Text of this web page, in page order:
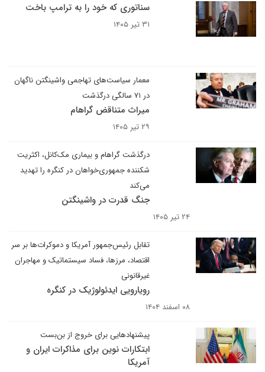
سناتوری که خود را به ترامپ باخت
۳۱ تیر ۱۴۰۵
معمار سیاست‌های تهاجمی واشینگتن ناگهان
در ۷۱ سالگی درگذشت
میراث متناقض گراهام
۲۹ تیر ۱۴۰۵
درگذشت گراهام و بیماری مک‌کانل، اکثریت
شکننده جمهوری‌خواهان در کنگره را تهدید
می‌کند
جنگ قدرت در واشینگتن
۲۴ تیر ۱۴۰۵
تقابل رئیس‌جمهور آمریکا و دموکرات‌ها بر سر
اقتصاد، مرزها، فساد سیستماتیک و مهاجران
غیرقانونی
رویارویی ایدئولوژیک در کنگره
۰۸ اسفند ۱۴۰۴
پیشنهادهایی برای خروج از بن‌بست
ابتکارات نوین برای مذاکرات ایران و
آمریکا